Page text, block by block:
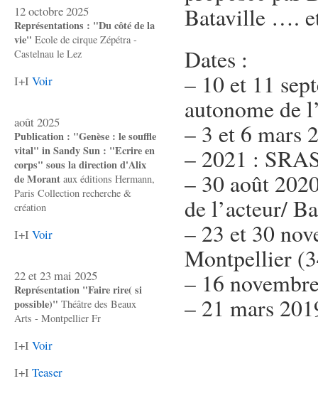
12 octobre 2025
Représentations : "Du côté de la
vie" Ecole de cirque Zépétra -
Castelnau le Lez
I+I Voir
août 2025
Publication : "Genèse : le souffle
vital" in Sandy Sun : "Ecrire en
corps" sous la direction d'Alix
de Morant aux éditions Hermann,
Paris Collection recherche &
création
I+I Voir
22 et 23 mai 2025
Représentation "Faire rire( si
possible)" Théâtre des Beaux
Arts - Montpellier Fr
I+I Voir
I+I Teaser
Bataville ….
Dates :
– 10 et 11
autonome de
– 3 et 6 mars
– 2021 :
– 30 août
de l’acteur/
– 23 et 30
Montpellier
– 16
– 21 mars